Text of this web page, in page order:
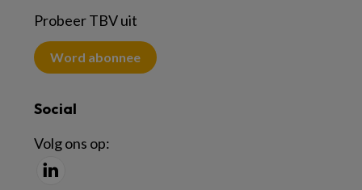
Probeer TBV uit
Word abonnee
Social
Volg ons op: